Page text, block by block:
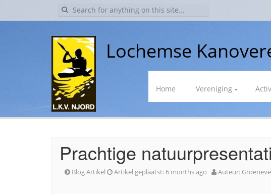
Search
Lochemse
Skip
Home Vereniging
Prachtige
Blog Artikel Artikel geplaatst: 6 months ago Auteur: